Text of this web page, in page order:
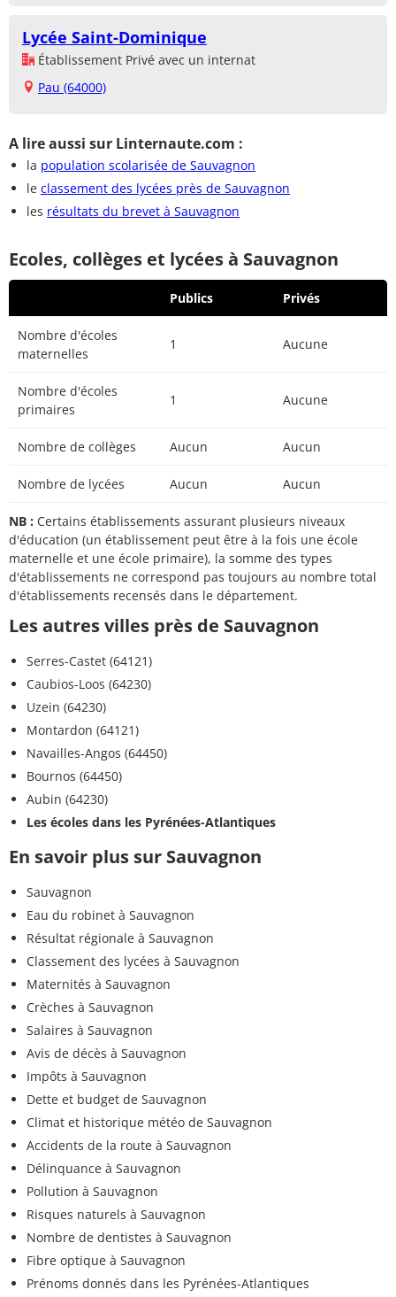
Lycée Saint-Dominique
Établissement Privé avec un internat
Pau (64000)
A lire aussi sur Linternaute.com :
la population scolarisée de Sauvagnon
le classement des lycées près de Sauvagnon
les résultats du brevet à Sauvagnon
Ecoles, collèges et lycées à Sauvagnon
Publics Privés
Nombre d'écoles
maternelles
1 Aucune
Nombre d'écoles
primaires
1 Aucune
Nombre de collèges Aucun Aucun
Nombre de lycées Aucun Aucun
NB : Certains établissements assurant plusieurs niveaux
d'éducation (un établissement peut être à la fois une école
maternelle et une école primaire), la somme des types
d'établissements ne correspond pas toujours au nombre total
d'établissements recensés dans le département.
Les autres villes près de Sauvagnon
Serres-Castet (64121)
Caubios-Loos (64230)
Uzein (64230)
Montardon (64121)
Navailles-Angos (64450)
Bournos (64450)
Aubin (64230)
Les écoles dans les Pyrénées-Atlantiques
En savoir plus sur Sauvagnon
Sauvagnon
Eau du robinet à Sauvagnon
Résultat régionale à Sauvagnon
Classement des lycées à Sauvagnon
Maternités à Sauvagnon
Crèches à Sauvagnon
Salaires à Sauvagnon
Avis de décès à Sauvagnon
Impôts à Sauvagnon
Dette et budget de Sauvagnon
Climat et historique météo de Sauvagnon
Accidents de la route à Sauvagnon
Délinquance à Sauvagnon
Pollution à Sauvagnon
Risques naturels à Sauvagnon
Nombre de dentistes à Sauvagnon
Fibre optique à Sauvagnon
Prénoms donnés dans les Pyrénées-Atlantiques